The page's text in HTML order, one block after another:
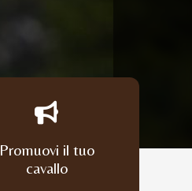
Promuovi il tuo
cavallo